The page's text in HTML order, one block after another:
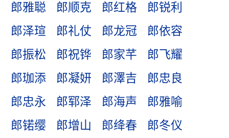
郎雅聪
郎顺克 郎红格
郎锐利
郎泽瑄
郎礼仗 郎龙冠
郎依容
郎振松
郎祝铧 郎家芊
郎飞耀
郎珈添
郎凝妍 郎澤吉
郎忠良
郎忠永
郎郓泽 郎海声
郎雅喻
郎锘缨
郎增山 郎绛春
郎冬仪